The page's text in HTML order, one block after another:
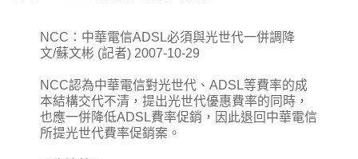
NCC：中華電信ADSL必須與光世代一併調降
文/蘇文彬 (記者) 2007-10-29
NCC認為中華電信對光世代、ADSL等費率的成
本結構交代不清，提出光世代優惠費率的同時，
也應一併降低ADSL費率促銷，因此退回中華電信
所提光世代費率促銷案。